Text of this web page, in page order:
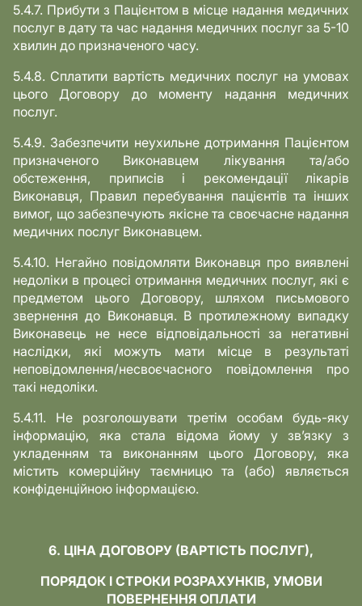
5.4.7. Прибути з Пацієнтом в місце надання медичних
послуг в дату та час надання медичних послуг за 5-10
хвилин до призначеного часу.
5.4.8. Сплатити вартість медичних послуг на умовах
цього Договору до моменту надання медичних
послуг.
5.4.9. Забезпечити неухильне дотримання Пацієнтом
призначеного Виконавцем лікування та/або
обстеження, приписів і рекомендації лікарів
Виконавця, Правил перебування пацієнтів та інших
вимог, що забезпечують якісне та своєчасне надання
медичних послуг Виконавцем.
5.4.10. Негайно повідомляти Виконавця про виявлені
недоліки в процесі отримання медичних послуг, які є
предметом цього Договору, шляхом письмового
звернення до Виконавця. В протилежному випадку
Виконавець не несе відповідальності за негативні
наслідки, які можуть мати місце в результаті
неповідомлення/несвоєчасного повідомлення про
такі недоліки.
5.4.11. Не розголошувати третім особам будь-яку
інформацію, яка стала відома йому у зв’язку з
укладенням та виконанням цього Договору, яка
містить комерційну таємницю та (або) являється
конфіденційною інформацією.
6. ЦІНА ДОГОВОРУ (ВАРТІСТЬ ПОСЛУГ),
ПОРЯДОК І СТРОКИ РОЗРАХУНКІВ, УМОВИ
ПОВЕРНЕННЯ ОПЛАТИ